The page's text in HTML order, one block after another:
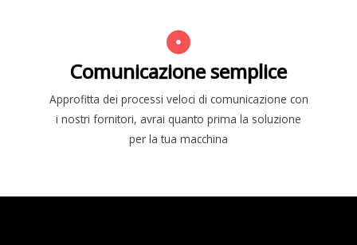
Comunicazione semplice
Approfitta dei processi veloci di comunicazione con
i nostri fornitori, avrai quanto prima la soluzione
per la tua macchina